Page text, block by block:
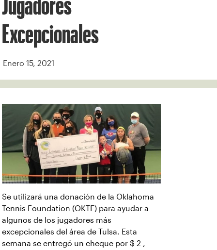
Jugadores
Excepcionales
Enero 15, 2021
Se utilizará una donación de la Oklahoma
Tennis Foundation (OKTF) para ayudar a
algunos de los jugadores más
excepcionales del área de Tulsa. Esta
semana se entregó un cheque por $ 2 ,